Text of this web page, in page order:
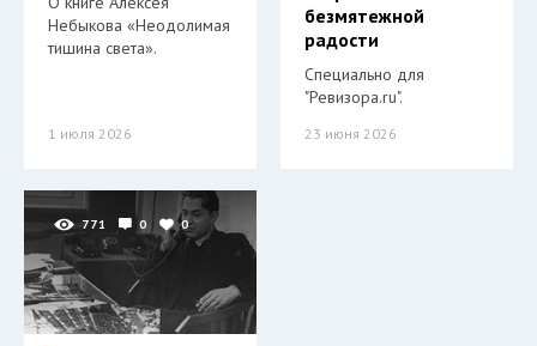
Небыкова «Неодолимая
тишина света».
1 июля 2026
безмятежной
радости
Специально для
"Ревизора.ru".
23 июня 2026
771 0 0